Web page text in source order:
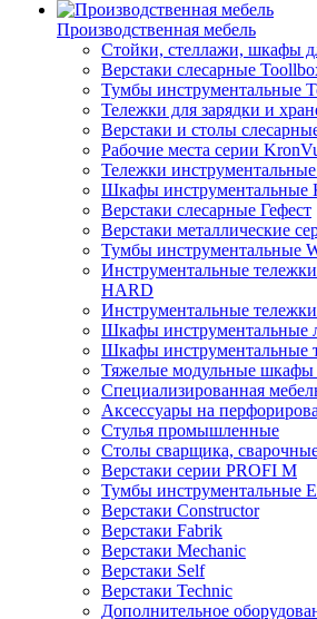
Производственная мебель
Стойки, стеллажи, шкафы
Верстаки слесарные
Тумбы инструментальные
Тележки для зарядки и
Верстаки и столы
Рабочие места серии
Тележки
Шкафы инструментальные
Верстаки слесарные Гефест
Верстаки металлические
Тумбы инструментальные
Инструментальные
HARD
Инструментальные
Шкафы инструментальные
Шкафы инструментальные
Тяжелые модульные
Cпециализированная
Аксессуары на
Стулья промышленные
Столы сварщика,
Верстаки серии PROFI M
Тумбы инструментальные
Верстаки Constructor
Верстаки Fabrik
Верстаки Mechanic
Верстаки Self
Верстаки Technic
Дополнительное